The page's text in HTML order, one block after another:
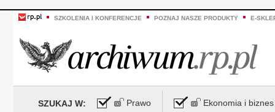
SZKOLENIA I KONFERENCJE POZNAJ NASZE PRODUKTY E-
SZUKAJ W: Prawo Ekonomia i biznes